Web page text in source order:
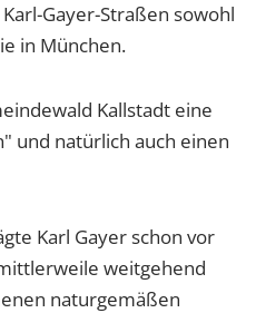
Gayer-Straßen sowohl
in München.
Kallstadt eine
und natürlich auch einen
Karl Gayer schon vor
weitgehend
naturgemäßen
die ausgewählten
des Benutzers
können, werden von
Cookies gesetzt.